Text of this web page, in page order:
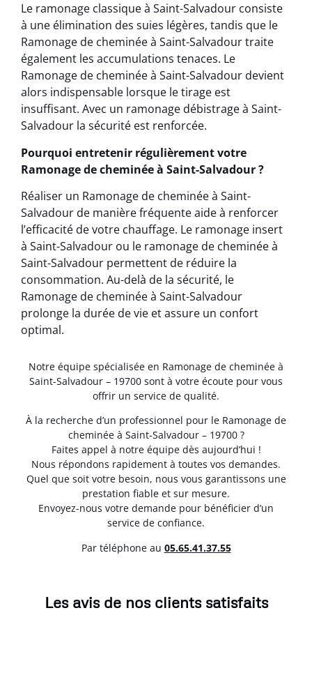
Le ramonage classique à Saint-Salvadour consiste
à une élimination des suies légères, tandis que le
Ramonage de cheminée à Saint-Salvadour traite
également les accumulations tenaces. Le
Ramonage de cheminée à Saint-Salvadour devient
alors indispensable lorsque le tirage est
insuffisant. Avec un ramonage débistrage à Saint-
Salvadour la sécurité est renforcée.
Pourquoi entretenir régulièrement votre
Ramonage de cheminée à Saint-Salvadour ?
Réaliser un Ramonage de cheminée à Saint-
Salvadour de manière fréquente aide à renforcer
l’efficacité de votre chauffage. Le ramonage insert
à Saint-Salvadour ou le ramonage de cheminée à
Saint-Salvadour permettent de réduire la
consommation. Au-delà de la sécurité, le
Ramonage de cheminée à Saint-Salvadour
prolonge la durée de vie et assure un confort
optimal.
Notre équipe spécialisée en Ramonage de cheminée à
Saint-Salvadour – 19700 sont à votre écoute pour vous
offrir un service de qualité.
À la recherche d’un professionnel pour le Ramonage de
cheminée à Saint-Salvadour – 19700 ?
Faites appel à notre équipe dès aujourd’hui !
Nous répondons rapidement à toutes vos demandes.
Quel que soit votre besoin, nous vous garantissons une
prestation fiable et sur mesure.
Envoyez-nous votre demande pour bénéficier d’un
service de confiance.
Par téléphone au 05.65.41.37.55
Les avis de nos clients satisfaits